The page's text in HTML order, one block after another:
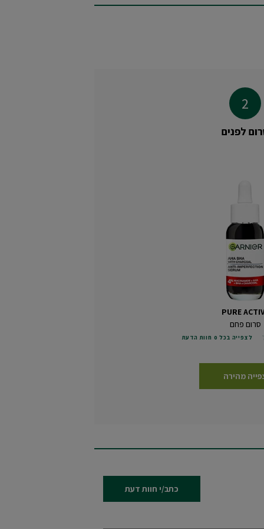
לפנים
PURE
סרום פחם
לצפייה בכל 0 חוות הדעת
מהירה
כתב/י חוות דעת